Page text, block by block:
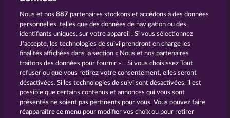
JACK POTTER AND THE BOOK OF DYNASTIES MAGIC BOOK 6
RAMSES BOOK
Nous et nos887 partenaires stockons et accédons à des données
personnelles, telles que des données de navigation ou des
identifiants uniques, sur votre appareil . Si vous sélectionnez
J'accepte, les technologies de suivi prendront en charge les
finalités affichées dans la section « Nous et nos partenaires
traitons des données pour fournir ». . Si vous choisissez Tout
refuser ou que vous retirez votre consentement, elles seront
désactivées. Si les technologies de suivi sont désactivées, il est
possible que certains contenus et annonces qui vous sont
présentés ne soient pas pertinents pour vous. Vous pouvez faire
réapparaître ce menu pour modifier vos choix ou pour retirer